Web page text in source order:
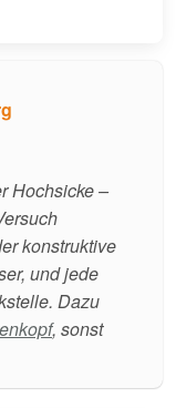
Hochsicke –
konstruktive
und jede
Dazu
, sonst